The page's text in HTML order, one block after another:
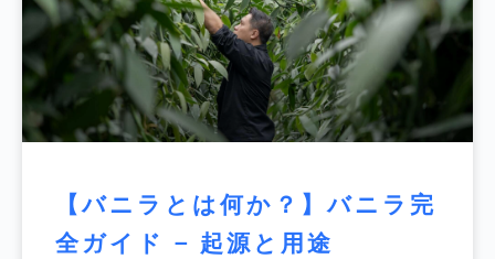
【バニラとは何か？】バニラ完
全ガイド – 起源と用途